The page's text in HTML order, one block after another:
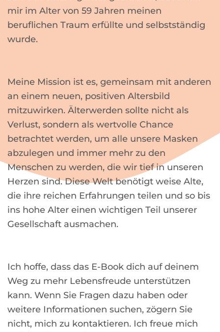
mir im Alter von 59 Jahren meinen
beruflichen Traum erfüllte und selbstständig
wurde.
Meine Mission ist es, gemeinsam mit anderen
an einem neuen, positiven Altersbild
mitzuwirken. Älterwerden sollte nicht als
Verlust, sondern als wertvolle Chance
betrachtet werden, um alle unsere Masken
abzulegen und immer mehr zu den
Menschen zu werden, die wir tief in unseren
Herzen sind. Diese Welt benötigt weise Alte,
die ihre reichen Erfahrungen teilen und so bis
ins hohe Alter einen wichtigen Teil unserer
Gesellschaft ausmachen.
Ich hoffe, dass das E-Book dich auf deinem
Weg zu mehr Lebensfreude unterstützen
kann. Wenn Sie Fragen dazu haben oder
weitere Informationen suchen, zögern Sie
nicht, mich zu kontaktieren. Ich freue mich